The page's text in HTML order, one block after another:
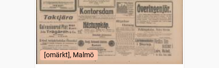
[omärkt], Malmö